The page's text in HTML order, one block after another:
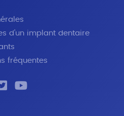
d'un implant dentaire
fréquentes